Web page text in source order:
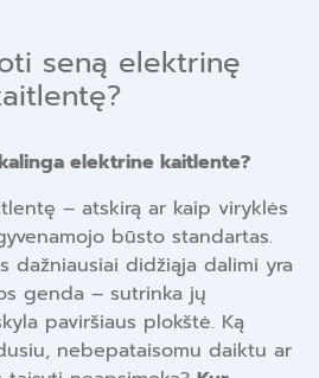
seną elektrinę
elektrine kaitlente?
– atskirą ar kaip viryklės
būsto standartas.
dažniausiai didžiąja dalimi yra
genda – sutrinka jų
paviršiaus plokštė. Ką
nebepataisomu daiktu ar